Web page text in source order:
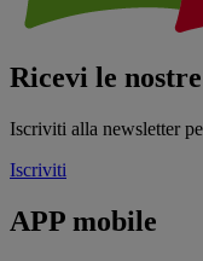
Ricevi le
Iscriviti alla newsletter
Iscriviti
APP mobile